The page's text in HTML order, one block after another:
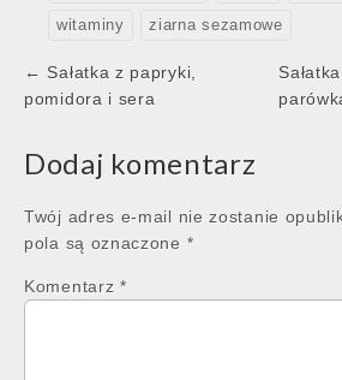
witaminy ziarna sezamowe
Post
navigation
← Sałatka z papryki,
pomidora i sera
Dodaj komentarz
Twój adres e-mail nie zostanie
pola są oznaczone *
Komentarz *